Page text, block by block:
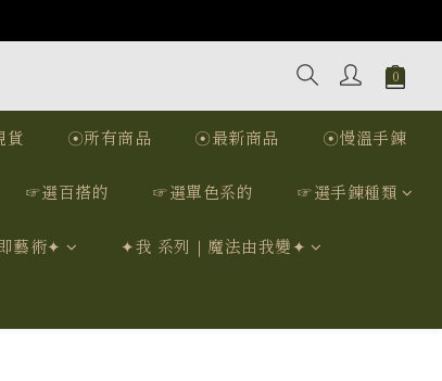
貨 ☉所有商品 ☉最新商品 ☉慢溫手鍊
☞選百搭的 ☞選單色系的 ☞選手鍊種類
藝術✦ ✦我 系列｜魔法由我變✦